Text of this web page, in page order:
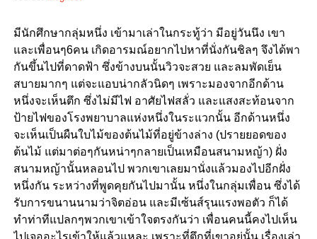
มีนักศึกษากลุ่มหนึ่ง เข้ามาเล่าในกระทู้ว่า มีอยู่วันนึง เขา
และเพื่อนๆ6คน เกิดอารมณ์อยากไปหาที่นั่งกันชิลๆ จึงได้พา
กันขึ้นไปที่ดาดฟ้า ซึ่งข้างบนนั้นวิวจะสวย และลมพัดเย็น
สบายมากๆ แต่จะแอบน่ากลัวนิดๆ เพราะมองจากอีกด้าน
หนึ่งจะเห็นตึก ซึ่งไม่มีไฟ อาศัยไฟสลั่ว และแสงสะท้อนจาก
ป้ายไฟของโรงพยาบาลแห่งหนึ่งในระแวกนั้น อีกด้านหนึ่ง
จะเห็นเป็นผืนใบไม้ของต้นไม้ที่อยู่ข้างล่าง (ปรายยอดของ
ต้นไม้ แต่มาต่อๆกันหน่าๆกลายเป็นเหมือนสนามหญ้า) ฝั่ง
สนามหญ้านั้นหลอนไป พวกเขาเลยมานั่งแล้วมองไปอีกฝั่ง
หนึ่งกัน ระหว่างที่พูดคุยกันไปมานั้น หนึ่งในกลุ่มเพื่อน ซึ่งได้
รับการขนานนามว่าจิตอ่อน และมีเซ้นส์รุนแรงพอตัว ก็ได้
ทำท่าทีแปลกๆพวกเขาเข้าใจตรงกันว่า เพื่อนคนนี้คงไปเห็น
ไปเจออะไรเข้าให้แล้วแหละ เพราะที่ตึกที่เขาอยู่นั้น เรื่องเล่า